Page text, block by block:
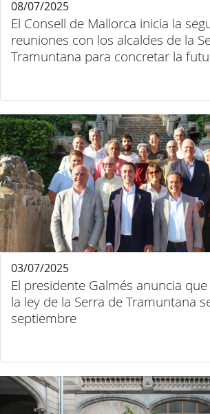
El Consell de Mallorca inicia la
reuniones con los alcaldes de la
Tramuntana para concretar la
08/07/2025
El presidente Galmés anuncia
la ley de la Serra de Tramuntana
septiembre
03/07/2025